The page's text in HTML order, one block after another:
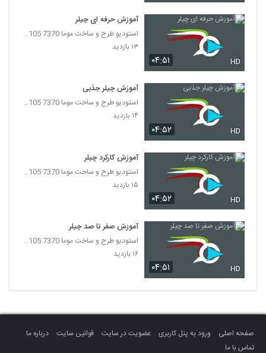
۰۴:۵۱ HD
آموزش حرفه ای چیلر
استودیو طرح و ساخت موما 7370 7105-021
۱۳ بازدید
۰۴:۵۲ HD
آموزش چیلر جذبی
استودیو طرح و ساخت موما 7370 7105-021
۱۴ بازدید
۰۴:۵۲ HD
آموزش کارکرد چیلر
استودیو طرح و ساخت موما 7370 7105-021
۱۵ بازدید
۰۴:۵۱ HD
آموزش صفر تا صد چیلر
استودیو طرح و ساخت موما 7370 7105-021
۱۶ بازدید
صفحه اصلی ورود به پنل کاربری عضویت در سایت قوانین سایت
درباره ما
تماس با ما